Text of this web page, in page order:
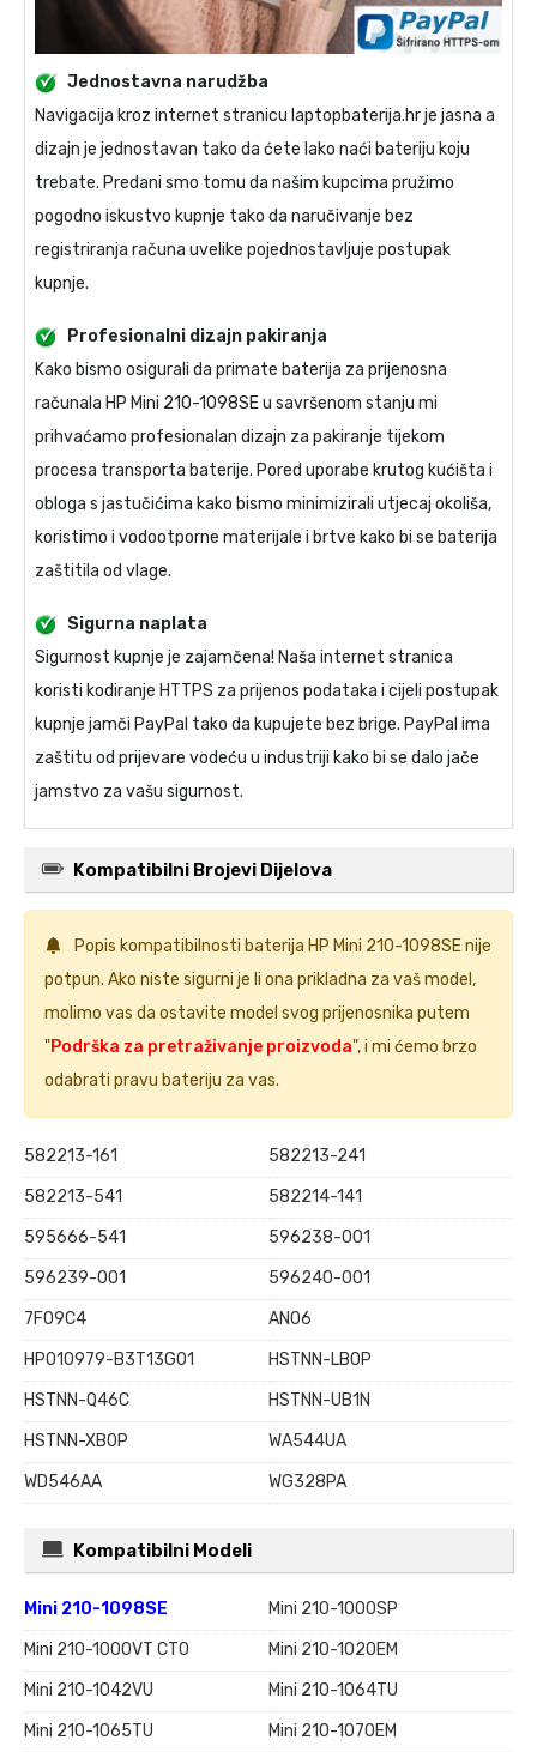
Jednostavna narudžba
Navigacija kroz internet stranicu laptopbaterija.hr je jasna a
dizajn je jednostavan tako da ćete lako naći bateriju koju
trebate. Predani smo tomu da našim kupcima pružimo
pogodno iskustvo kupnje tako da naručivanje bez
registriranja računa uvelike pojednostavljuje postupak
kupnje.
Profesionalni dizajn pakiranja
Kako bismo osigurali da primate baterija za prijenosna
računala HP Mini 210-1098SEu savršenom stanju mi
prihvaćamo profesionalan dizajn za pakiranje tijekom
procesa transporta baterije. Pored uporabe krutog kućišta i
obloga s jastučićima kako bismo minimizirali utjecaj okoliša,
koristimo i vodootporne materijale i brtve kako bi se baterija
zaštitila od vlage.
Sigurna naplata
Sigurnost kupnje je zajamčena! Naša internet stranica
koristi kodiranje HTTPS za prijenos podataka i cijeli postupak
kupnje jamči PayPal tako da kupujete bez brige. PayPal ima
zaštitu od prijevare vodeću u industriji kako bi se dalo jače
jamstvo za vašu sigurnost.
Kompatibilni Brojevi Dijelova
Popis kompatibilnosti baterija HP Mini 210-1098SEnije
potpun. Ako niste sigurni je li ona prikladna za vaš model,
molimo vas da ostavite model svog prijenosnika putem
"Podrška za pretraživanje proizvoda", i mi ćemo brzo
odabrati pravu bateriju za vas.
582213-161
582213-241
582213-541
582214-141
595666-541
596238-001
596239-001
596240-001
7F09C4
AN06
HP010979-B3T13G01
HSTNN-LB0P
HSTNN-Q46C
HSTNN-UB1N
HSTNN-XB0P
WA544UA
WD546AA
WG328PA
Kompatibilni Modeli
Mini 210-1098SE
Mini 210-1000SP
Mini 210-1000VT CTO
Mini 210-1020EM
Mini 210-1042VU
Mini 210-1064TU
Mini 210-1065TU
Mini 210-1070EM